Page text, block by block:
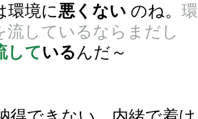
環境に悪くない のね。 環
流しているならまだし
しているんだ～